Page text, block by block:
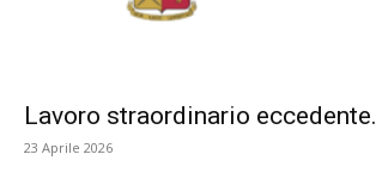
Lavoro straordinario eccedente.
23 Aprile 2026